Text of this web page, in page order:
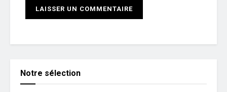
Notre sélection